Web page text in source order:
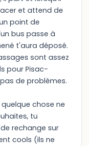
et attend de
point de
bus passe à
t'aura déposé.
sont assez
pour Pisac-
de problèmes.
chose ne
tu
rechange sur
cools (ils ne